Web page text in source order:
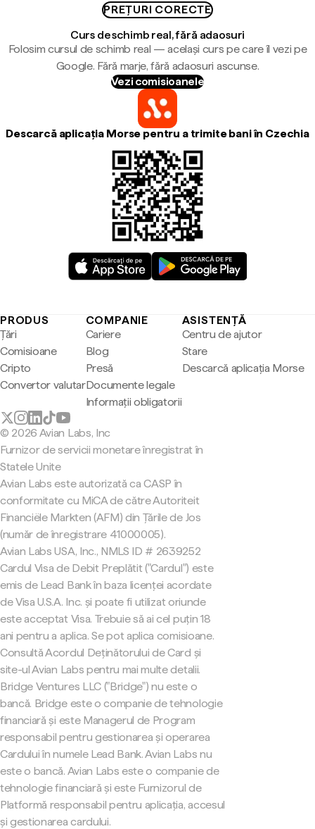
PREȚURI CORECTE
Curs de schimb real, fără adaosuri
Folosim cursul de schimb real — același curs pe care îl vezi pe
Google. Fără marje, fără adaosuri ascunse.
Vezi comisioanele
Descarcă aplicația Morse pentru a trimite bani în Czechia
PRODUS
Țări
Comisioane
Cripto
Convertor valutar
COMPANIE
Cariere
Blog
Presă
Documente legale
Informații obligatorii
ASISTENȚĂ
Centru de ajutor
Stare
Descarcă aplicația Morse
© 2026 Avian Labs, Inc
Furnizor de servicii monetare înregistrat în
Statele Unite
Avian Labs este autorizată ca CASP în
conformitate cu MiCA de către Autoriteit
Financiële Markten (AFM) din Țările de Jos
(număr de înregistrare 41000005).
Avian Labs USA, Inc., NMLS ID # 2639252
Cardul Visa de Debit Preplătit ("Cardul") este
emis de Lead Bank în baza licenței acordate
de Visa U.S.A. Inc. și poate fi utilizat oriunde
este acceptat Visa. Trebuie să ai cel puțin 18
ani pentru a aplica. Se pot aplica comisioane.
Consultă Acordul Deținătorului de Card și
site-ul Avian Labs pentru mai multe detalii.
Bridge Ventures LLC ("Bridge") nu este o
bancă. Bridge este o companie de tehnologie
financiară și este Managerul de Program
responsabil pentru gestionarea și operarea
Cardului în numele Lead Bank. Avian Labs nu
este o bancă. Avian Labs este o companie de
tehnologie financiară și este Furnizorul de
Platformă responsabil pentru aplicația, accesul
și gestionarea cardului.